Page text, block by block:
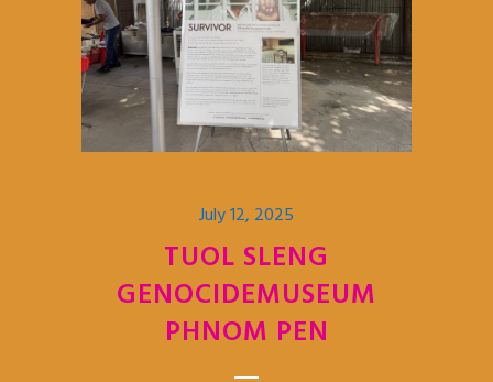
July 12, 2025
TUOL SLENG
GENOCIDEMUSEUM
PHNOM PEN